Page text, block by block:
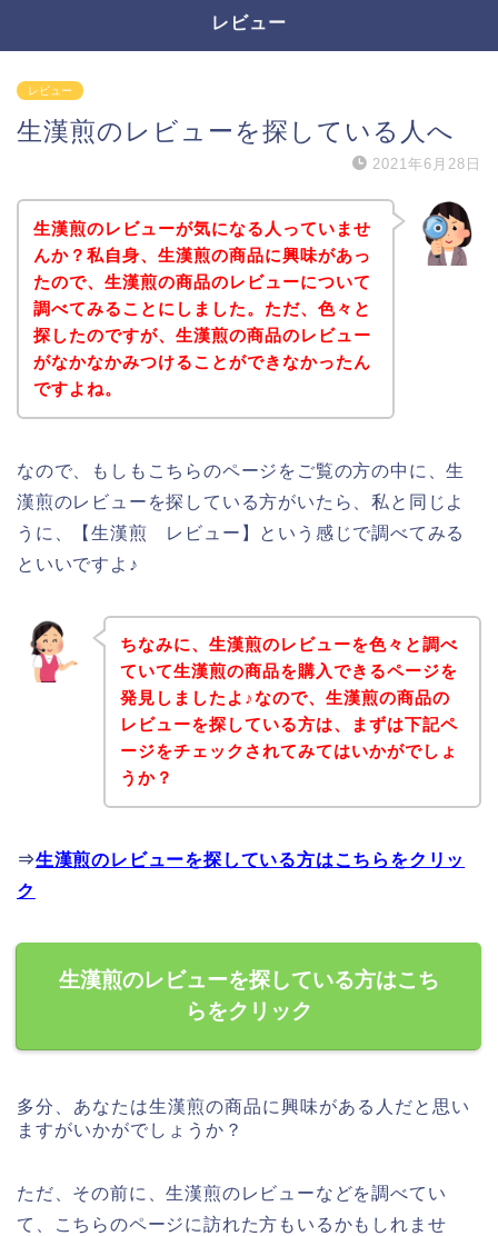
レビュー
レビュー
生漢煎のレビューを探している人へ
2021年6月28日
生漢煎のレビューが気になる人っていませ
んか？私自身、生漢煎の商品に興味があっ
たので、生漢煎の商品のレビューについて
調べてみることにしました。ただ、色々と
探したのですが、生漢煎の商品のレビュー
がなかなかみつけることができなかったん
ですよね。
なので、もしもこちらのページをご覧の方の中に、生
漢煎のレビューを探している方がいたら、私と同じよ
うに、【生漢煎 レビュー】という感じで調べてみる
といいですよ♪
ちなみに、生漢煎のレビューを色々と調べ
ていて生漢煎の商品を購入できるページを
発見しましたよ♪なので、生漢煎の商品の
レビューを探している方は、まずは下記ペ
ージをチェックされてみてはいかがでしょ
うか？
⇒生漢煎のレビューを探している方はこちらをクリッ
ク
生漢煎のレビューを探している方はこち
らをクリック
多分、あなたは生漢煎の商品に興味がある人だと思い
ますがいかがでしょうか？
ただ、その前に、生漢煎のレビューなどを調べてい
て、こちらのページに訪れた方もいるかもしれませ